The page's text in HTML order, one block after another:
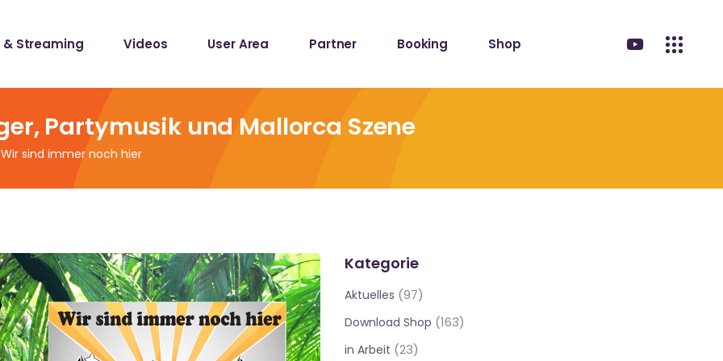
& Streaming Videos User Area Partner Booking Shop
Partymusik und Mallorca Szene
sind immer noch hier
Kategorie
Aktuelles (97)
Download Shop (163)
in Arbeit (23)